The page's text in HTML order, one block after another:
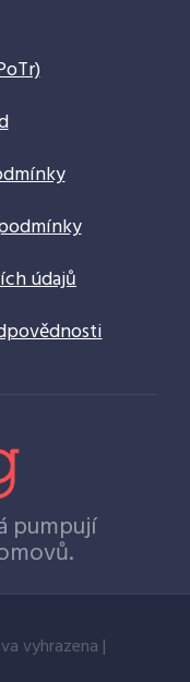
údajů
pumpují
vyhrazena |